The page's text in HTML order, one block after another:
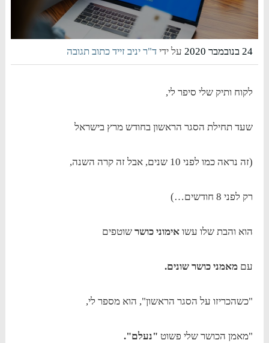
24 בנובמבר 2020 על ידיד"ר יניב זייד כתוב תגובה
לקוח ותיק שלי סיפר לי,
שעד תחילת הסגר הראשון בחודש מרץ בישראל
(זה נראה כמו לפני 10 שנים, אבל זה קרה השנה,
רק לפני 8 חודשים…)
הוא והבת שלו עשואימוני כושר שוטפים
עםמאמני כושר שונים.
"כשהכריזו על הסגר הראשון", הוא מספר לי,
"מאמן הכושר שלי פשוט "נעלם".